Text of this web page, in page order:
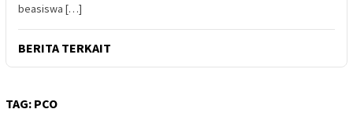
beasiswa […]
BERITA TERKAIT
TAG: PCO